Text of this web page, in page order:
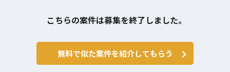
こちらの案件は募集を終了しました。
無料で似た案件を紹介してもらう